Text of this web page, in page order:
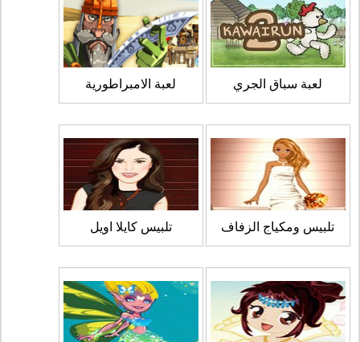
لعبة سباق الجري لعبة الامبراطورية
تلبيس ومكياج الزفاف تلبيس كايلا اويل